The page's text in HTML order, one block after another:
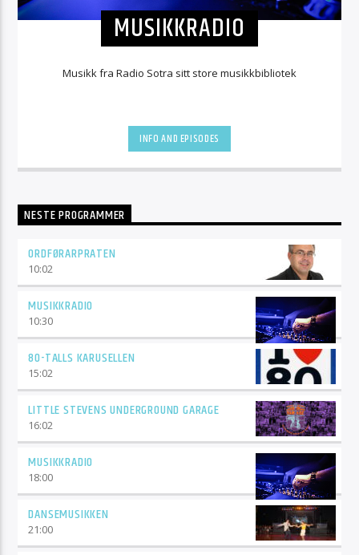
MUSIKKRADIO
Musikk fra Radio Sotra sitt store musikkbibliotek
INFO AND EPISODES
NESTE PROGRAMMER
ORDFØRARPRATEN
10:02
MUSIKKRADIO
10:30
80-TALLS KARUSELLEN
15:02
LITTLE STEVENS UNDERGROUND GARAGE
16:02
MUSIKKRADIO
18:00
DANSEMUSIKKEN
21:00